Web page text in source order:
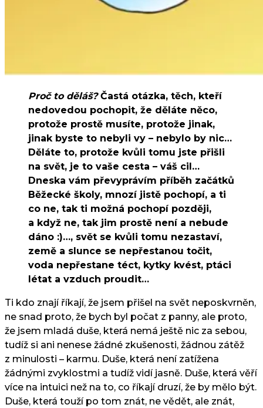
Proč to děláš?Častá otázka, těch, kteří
nedovedou pochopit, že děláte něco,
protože prostě musíte, protože jinak,
jinak byste to nebyli vy – nebylo by nic…
Děláte to, protože kvůli tomu jste přišli
na svět, je to vaše cesta – váš cil…
Dneska vám převyprávím příběh začátků
Běžecké školy, mnozí jistě pochopí, a ti
co ne, tak ti možná pochopí později,
a když ne, tak jim prostě není a nebude
dáno :)…, svět se kvůli tomu nezastaví,
země a slunce se nepřestanou točit,
voda nepřestane téct, kytky kvést, ptáci
létat a vzduch proudit…
Ti kdo znají říkají, že jsem přišel na svět neposkvrněn,
ne snad proto, že bych byl počat z panny, ale proto,
že jsem mladá duše, která nemá ještě nic za sebou,
tudíž si ani nenese žádné zkušenosti, žádnou zátěž
z minulosti – karmu. Duše, která není zatížena
žádnými zvyklostmi a tudíž vidí jasně. Duše, která věří
více na intuici než na to, co říkají druzí, že by mělo být.
Duše, která touží po tom znát, ne vědět, ale znát,